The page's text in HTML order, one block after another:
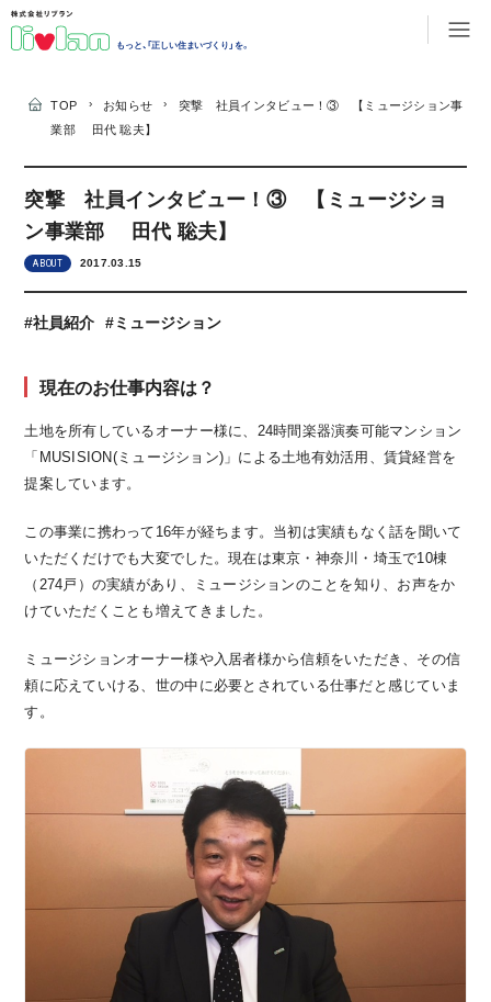
もっと、「正しい住まいづくり」を。
TOP › お知らせ ›
突撃 社員インタビュー！③ 【ミュージション事
業部 田代 聡夫】
突撃 社員インタビュー！③ 【ミュージショ
ン事業部 田代 聡夫】
ABOUT 2017.03.15
#社員紹介 #ミュージション
現在のお仕事内容は？
土地を所有しているオーナー様に、24時間楽器演奏可能マンション
「MUSISION(ミュージション)」による土地有効活用、賃貸経営を
提案しています。
この事業に携わって16年が経ちます。当初は実績もなく話を聞いて
いただくだけでも大変でした。現在は東京・神奈川・埼玉で10棟
（274戸）の実績があり、ミュージションのことを知り、お声をか
けていただくことも増えてきました。
ミュージションオーナー様や入居者様から信頼をいただき、その信
頼に応えていける、世の中に必要とされている仕事だと感じていま
す。